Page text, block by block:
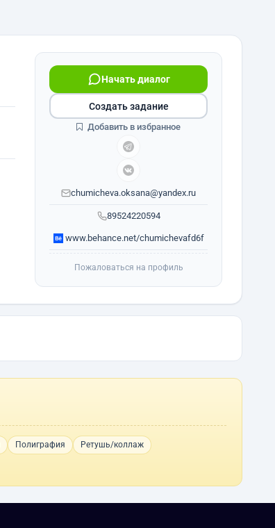
89524220594
Начать диалог
chumicheva.oksana@yandex.ru
www.behance.net/chumichevafd6f
Создать задание
Добавить в избранное
Пожаловаться на профиль
Полиграфия
Ретушь/коллаж